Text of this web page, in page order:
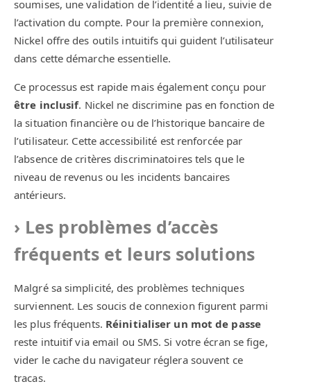
soumises, une validation de l’identité a lieu, suivie de
l’activation du compte. Pour la première connexion,
Nickel offre des outils intuitifs qui guident l’utilisateur
dans cette démarche essentielle.
Ce processus est rapide mais également conçu pour
être inclusif. Nickel ne discrimine pas en fonction de
la situation financière ou de l’historique bancaire de
l’utilisateur. Cette accessibilité est renforcée par
l’absence de critères discriminatoires tels que le
niveau de revenus ou les incidents bancaires
antérieurs.
Les problèmes d’accès
fréquents et leurs solutions
Malgré sa simplicité, des problèmes techniques
surviennent. Les soucis de connexion figurent parmi
les plus fréquents. Réinitialiser un mot de passe
reste intuitif via email ou SMS. Si votre écran se fige,
vider le cache du navigateur réglera souvent ce
tracas.